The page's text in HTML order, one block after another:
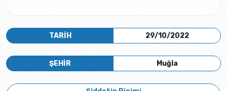
TARİH 29/10/2022
Muğla
ŞEHİR